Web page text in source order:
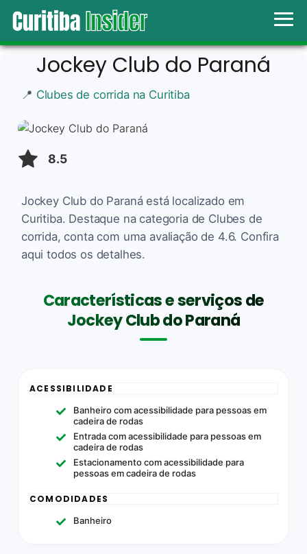
Jockey Club do Paraná
📍 Clubes de corrida na Curitiba
8.5
Jockey Club do Paraná está localizado em
Curitiba. Destaque na categoria de Clubes de
corrida, conta com uma avaliação de 4.6. Confira
aqui todos os detalhes.
Características e serviços de
Jockey Club do Paraná
ACESSIBILIDADE
Banheiro com acessibilidade para pessoas em
cadeira de rodas
Entrada com acessibilidade para pessoas em
cadeira de rodas
Estacionamento com acessibilidade para
pessoas em cadeira de rodas
COMODIDADES
Banheiro